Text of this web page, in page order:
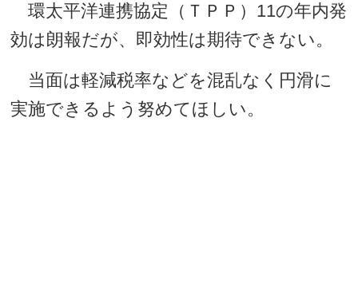
環太平洋連携協定（ＴＰＰ）11の年内発
効は朗報だが、即効性は期待できない。
当面は軽減税率などを混乱なく円滑に
実施できるよう努めてほしい。